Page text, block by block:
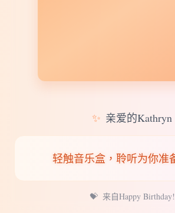
✨ 亲爱的Kathryn
轻触音乐盒，聆听为你准
💝 来自Happy Birthday!